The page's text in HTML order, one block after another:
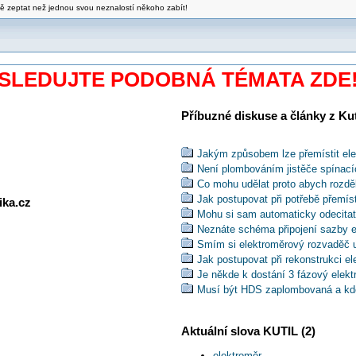
zeptat než jednou svou neznalostí někoho zabít!
PODOBNÁ TÉMATA
Příbuzné diskuse a články z
Jakým způsobem lze přemístit
Není plombováním jistěče
Co mohu udělat proto abych
Jak postupovat při potřebě
Mohu si sam automaticky
Neznáte schéma připojení sazby
Smím si elektroměrový rozvaděč
Jak postupovat při rekonstrukci
Je někde k dostání 3 fázový
Musí být HDS zaplombovaná a
Lze kombinovat analogový a
Je možné, že po připojení
Aktuální slova KUTIL (2)